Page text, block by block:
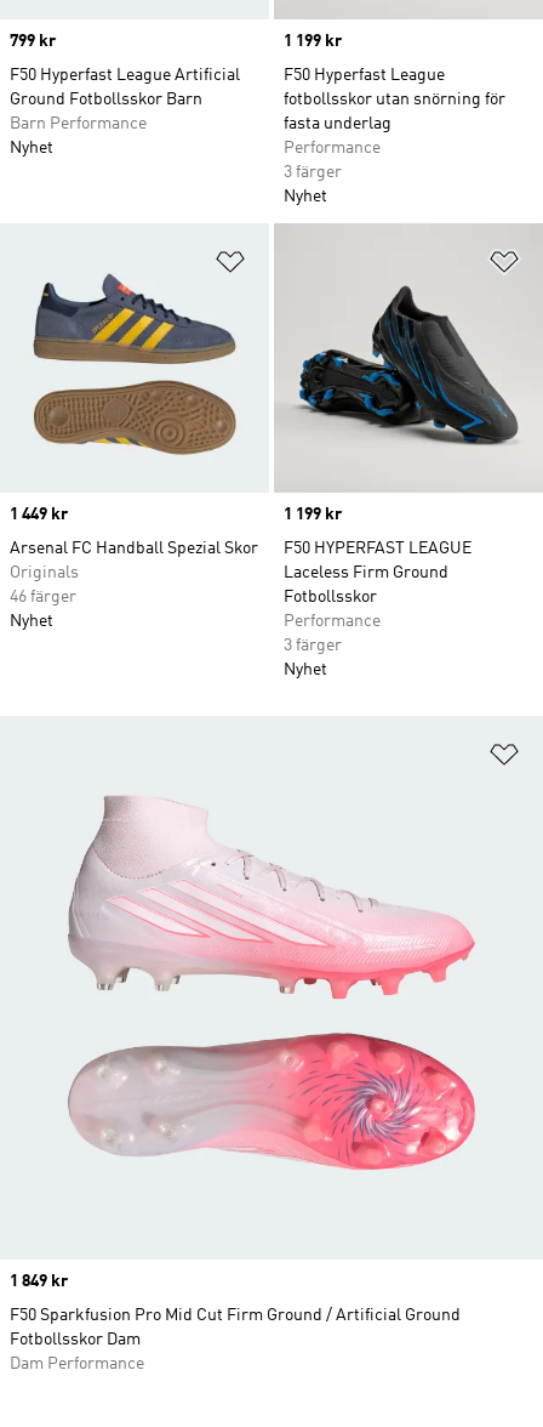
Price
799 kr
F50 Hyperfast League Artificial
Ground Fotbollsskor Barn
Barn Performance
Nyhet
Price
1 199 kr
F50 Hyperfast League
fotbollsskor utan snörning för
fasta underlag
Performance
3 färger
Nyhet
Price
1 449 kr
Arsenal FC Handball Spezial Skor
Originals
46 färger
Nyhet
Price
1 199 kr
F50 HYPERFAST LEAGUE
Laceless Firm Ground
Fotbollsskor
Performance
3 färger
Nyhet
Price
1 849 kr
F50 Sparkfusion Pro Mid Cut Firm Ground / Artificial Ground
Fotbollsskor Dam
Dam Performance